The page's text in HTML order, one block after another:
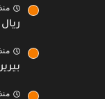
منذ 2
ريال
منذ 2
منذ 2